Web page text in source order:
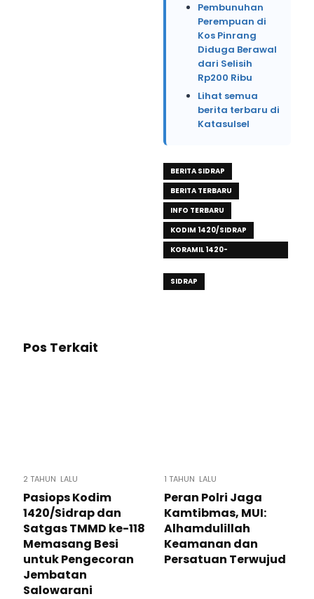
Pembunuhan
Perempuan di
Kos Pinrang
Diduga Berawal
dari Selisih
Rp200 Ribu
Lihat semua
berita terbaru di
Katasulsel
BERITA SIDRAP
BERITA TERBARU
INFO TERBARU
KODIM 1420/SIDRAP
KORAMIL 1420-
SIDRAP
Pos Terkait
2 TAHUN LALU
Pasiops Kodim
1420/Sidrap dan
Satgas TMMD ke-118
Memasang Besi
untuk Pengecoran
Jembatan
Salowarani
1 TAHUN LALU
Peran Polri Jaga
Kamtibmas, MUI:
Alhamdulillah
Keamanan dan
Persatuan Terwujud